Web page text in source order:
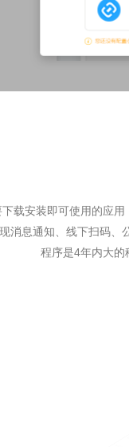
载安装即可使用的应
消息通知、线下扫码
程序是4年内大的